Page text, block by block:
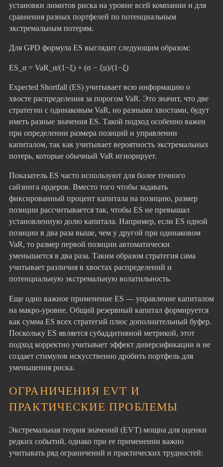
установки лимитов риска на уровне всей компании и для
сравнения разных портфелей по потенциальным
экстремальным потерям.
Для GPD формула ES выглядит следующим образом:
ES_α = VaR_α/(1−ξ) + (σ − ξu)/(1−ξ)
Expected Shortfall (ES) учитывает всю информацию о
хвосте распределения за порогом VaR. Это значит, что две
стратегии с одинаковым VaR, но разными хвостами, будут
иметь разные значения ES. Такой подход особенно важен
при определении размера позиций и управлении
капиталом, так как учитывает вероятность экстремальных
потерь, которые обычный VaR игнорирует.
Показатель ES часто используют для более точного
сайзинга ордеров. Вместо того чтобы задавать
фиксированный процент капитала на позицию, размер
позиции рассчитывается так, чтобы ES не превышал
установленную долю капитала. Например, если ES одной
позиции в два раза выше, чем у другой при одинаковом
VaR, то размер первой позиции автоматически
уменьшается в два раза. Таким образом стратегия сама
учитывает различия в хвостах распределений и
потенциальную экстремальную волатильность.
Еще одно важное применение ES — управление капиталом
на макро-уровне. Общий резервный капитал формируется
как сумма ES всех стратегий плюс дополнительный буфер.
Поскольку ES является субаддитивной метрикой, этот
подход корректно учитывает эффект диверсификации и не
создает стимулов искусственно дробить портфель для
уменьшения риска.
ОГРАНИЧЕНИЯ EVT И
ПРАКТИЧЕСКИЕ ПРОБЛЕМЫ
Экстремальная теория значений (EVT) мощна для оценки
редких событий, однако при ее применении важно
учитывать ряд ограничений и практических трудностей: